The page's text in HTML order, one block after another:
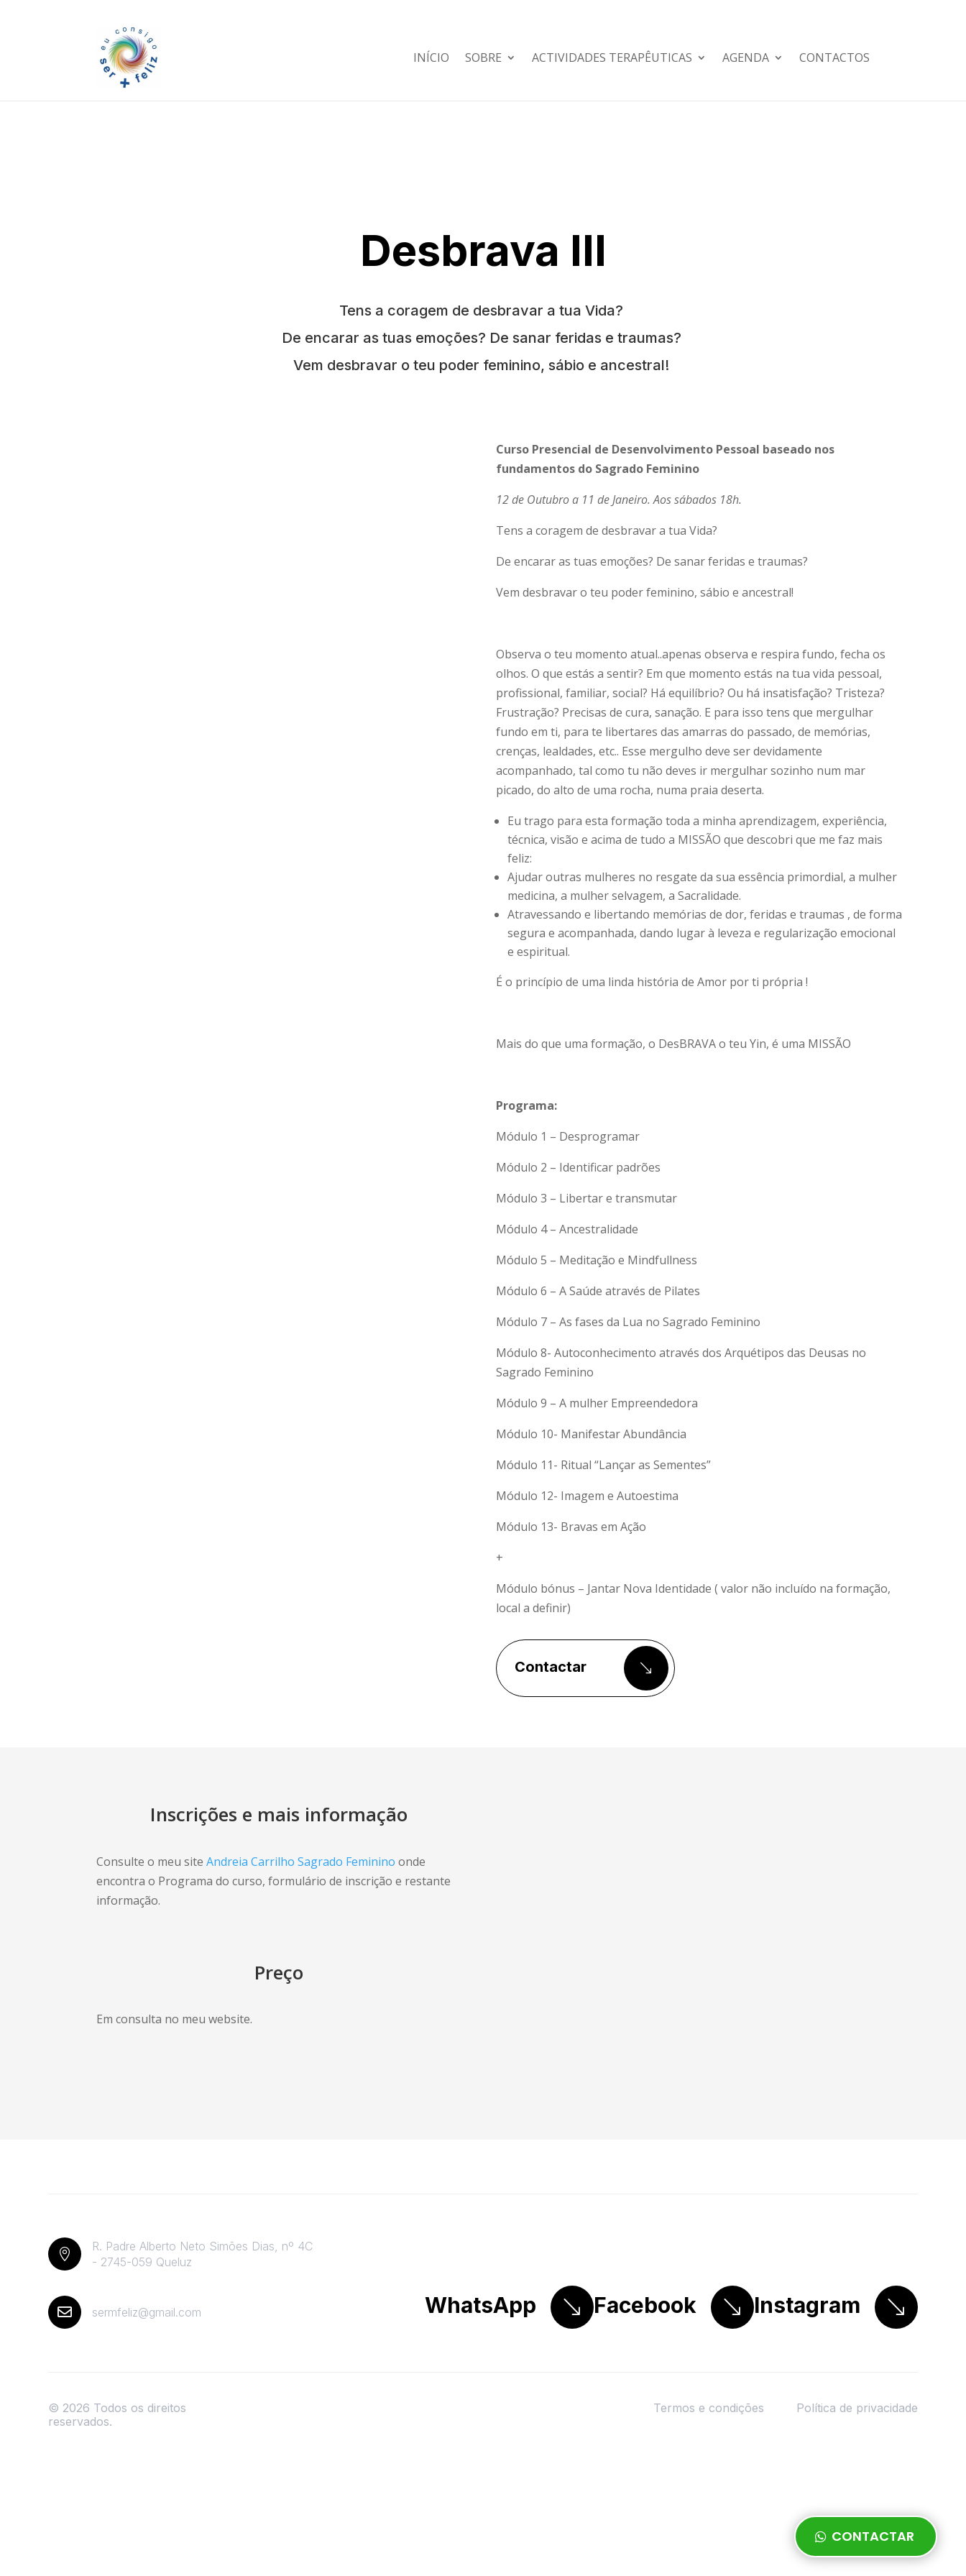
INÍCIO SOBRE ACTIVIDADES TERAPÊUTICAS AGENDA CONTACTOS
Desbrava III
Tens a coragem de desbravar a tua Vida?
De encarar as tuas emoções? De sanar feridas e traumas?
Vem desbravar o teu poder feminino, sábio e ancestral!
Curso Presencial de Desenvolvimento Pessoal baseado nos
fundamentos do Sagrado Feminino
12 de Outubro a 11 de Janeiro. Aos sábados 18h.
Tens a coragem de desbravar a tua Vida?
De encarar as tuas emoções? De sanar feridas e traumas?
Vem desbravar o teu poder feminino, sábio e ancestral!
Observa o teu momento atual..apenas observa e respira fundo, fecha os
olhos. O que estás a sentir? Em que momento estás na tua vida pessoal,
profissional, familiar, social? Há equilíbrio? Ou há insatisfação? Tristeza?
Frustração? Precisas de cura, sanação. E para isso tens que mergulhar
fundo em ti, para te libertares das amarras do passado, de memórias,
crenças, lealdades, etc.. Esse mergulho deve ser devidamente
acompanhado, tal como tu não deves ir mergulhar sozinho num mar
picado, do alto de uma rocha, numa praia deserta.
Eu trago para esta formação toda a minha aprendizagem, experiência,
técnica, visão e acima de tudo a MISSÃO que descobri que me faz mais
feliz:
Ajudar outras mulheres no resgate da sua essência primordial, a mulher
medicina, a mulher selvagem, a Sacralidade.
Atravessando e libertando memórias de dor, feridas e traumas , de forma
segura e acompanhada, dando lugar à leveza e regularização emocional
e espiritual.
É o princípio de uma linda história de Amor por ti própria !
Mais do que uma formação, o DesBRAVA o teu Yin, é uma MISSÃO
Programa:
Módulo 1 – Desprogramar
Módulo 2 – Identificar padrões
Módulo 3 – Libertar e transmutar
Módulo 4 – Ancestralidade
Módulo 5 – Meditação e Mindfullness
Módulo 6 – A Saúde através de Pilates
Módulo 7 – As fases da Lua no Sagrado Feminino
Módulo 8- Autoconhecimento através dos Arquétipos das Deusas no
Sagrado Feminino
Módulo 9 – A mulher Empreendedora
Módulo 10- Manifestar Abundância
Módulo 11- Ritual “Lançar as Sementes”
Módulo 12- Imagem e Autoestima
Módulo 13- Bravas em Ação
+
Módulo bónus – Jantar Nova Identidade ( valor não incluído na formação,
local a definir)
Contactar
Inscrições e mais informação
Consulte o meu siteAndreia Carrilho Sagrado Femininoonde
encontra o Programa do curso, formulário de inscrição e restante
informação.
Preço
Em consulta no meu website.

R. Padre Alberto Neto Simões Dias, nº 4C
- 2745-059 Queluz
 sermfeliz@gmail.com WhatsApp Facebook Instagram
© 2026 Todos os direitos
reservados.
Termos e condições Política de privacidade
CONTACTAR